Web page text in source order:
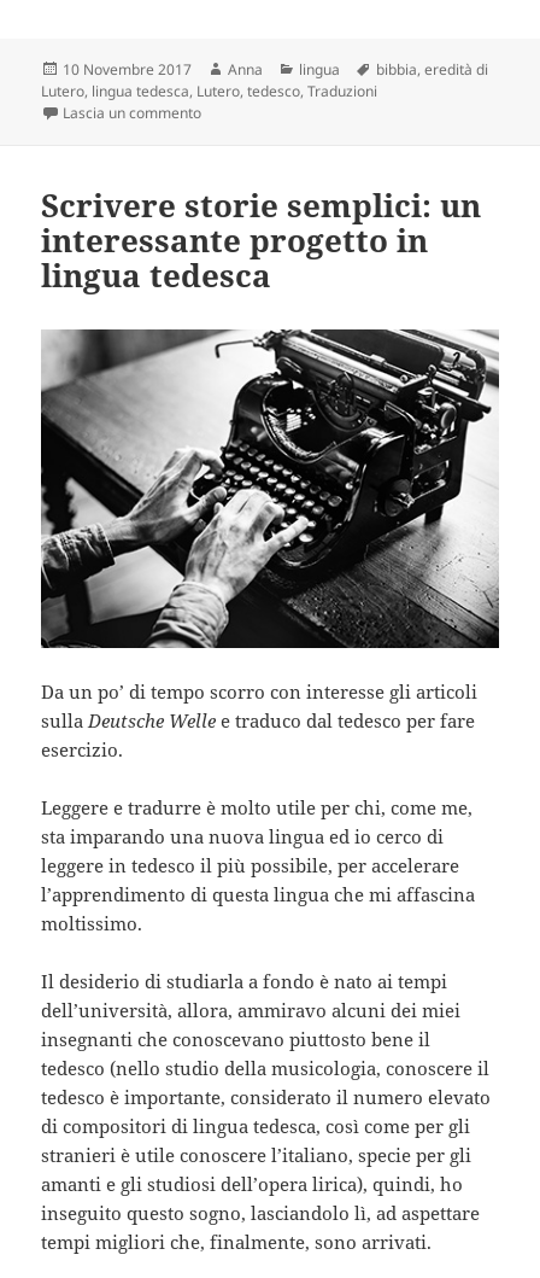
Scritto
il
10 Novembre 2017 Autore
Anna Categorie
lingua Tag
bibbia,eredità di
Lutero, lingua tedesca, Lutero,tedesco,Traduzioni
Lascia un commentosu L’influenza di Martin Lutero nell’evoluzione
Scrivere storie semplici: un
interessante progetto in
lingua tedesca
Da un po’ di tempo scorro con interesse gli articoli
sullaDeutsche Welle e traduco dal tedesco per fare
esercizio.
Leggere e tradurre è molto utile per chi, come me,
sta imparando una nuova lingua ed io cerco di
leggere in tedesco il più possibile, per accelerare
l’apprendimento di questa lingua che mi affascina
moltissimo.
Il desiderio di studiarla a fondo è nato ai tempi
dell’università, allora, ammiravo alcuni dei miei
insegnanti che conoscevano piuttosto bene il
tedesco (nello studio della musicologia, conoscere il
tedesco è importante, considerato il numero elevato
di compositori di lingua tedesca, così come per gli
stranieri è utile conoscere l’italiano, specie per gli
amanti e gli studiosi dell’opera lirica), quindi, ho
inseguito questo sogno, lasciandolo lì, ad aspettare
tempi migliori che, finalmente, sono arrivati.